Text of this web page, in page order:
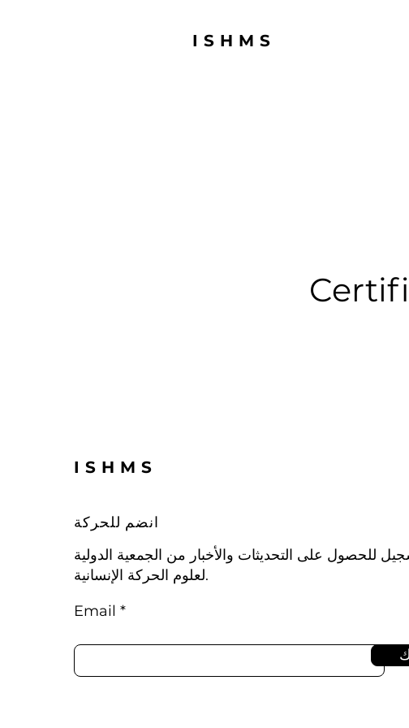
ISHMS
ISHMS
انضم للحركة
للحصول على التحديثات والأخبار من الجمعية الدولية
لعلوم الحركة الإنسانية.
Email